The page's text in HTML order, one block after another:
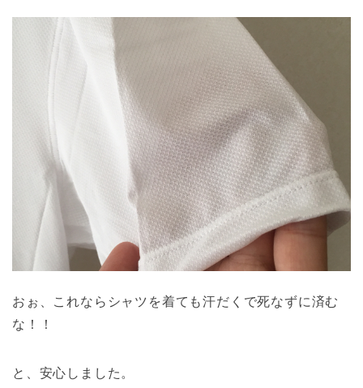
おぉ、これならシャツを着ても汗だくで死なずに済む
な！！
と、安心しました。